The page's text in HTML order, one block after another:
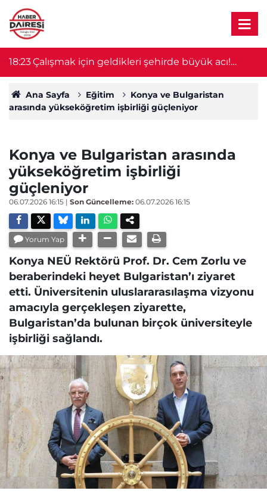
18:23Çalışmak için geldikleri şehirde büyük acı!
Ağabey öldü, 14 yaşındaki kardeşin durumu
ağır
Ana Sayfa Eğitim
Konya ve Bulgaristan
arasında yükseköğretim işbirliği güçleniyor
Konya ve Bulgaristan arasında
yükseköğretim işbirliği
güçleniyor
06.07.2026 16:15 | Son Güncelleme: 06.07.2026 16:15
Yorum Yap
Konya NEÜ Rektörü Prof. Dr. Cem Zorlu ve
beraberindeki heyet Bulgaristan’ı ziyaret
etti. Üniversitenin uluslararasılaşma vizyonu
amacıyla gerçekleşen ziyarette,
Bulgaristan’da bulunan birçok üniversiteyle
işbirliği sağlandı.